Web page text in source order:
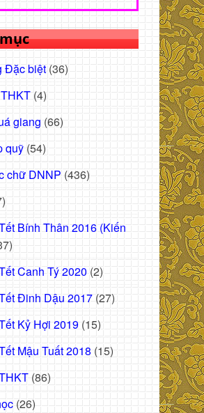
Đặc biệt (36)
(4)
giang (66)
quỹ (54)
chữ DNNP (436)
Bính Thân 2016 (Kiến
Canh Tý 2020 (2)
Đinh Dậu 2017 (27)
Kỷ Hợi 2019 (15)
Mậu Tuất 2018 (15)
(86)
(26)